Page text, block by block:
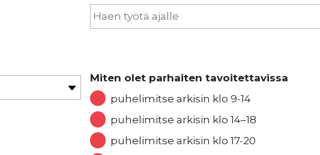
Miten olet parhaiten tavoitettavissa
puhelimitse arkisin klo 9-14
puhelimitse arkisin klo 14–18
puhelimitse arkisin klo 17-20